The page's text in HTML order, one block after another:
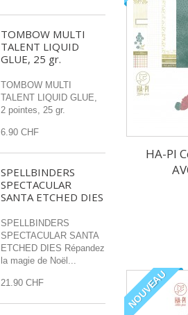
TOMBOW MULTI
TALENT LIQUID
GLUE, 25 gr.
TOMBOW MULTI
TALENT LIQUID GLUE,
2 pointes, 25 gr.
6.90 CHF
SPELLBINDERS
SPECTACULAR
SANTA ETCHED DIES
SPELLBINDERS
SPECTACULAR SANTA
ETCHED DIES Répandez
la magie de Noël...
21.90 CHF
HA-PI
NOUVEAU